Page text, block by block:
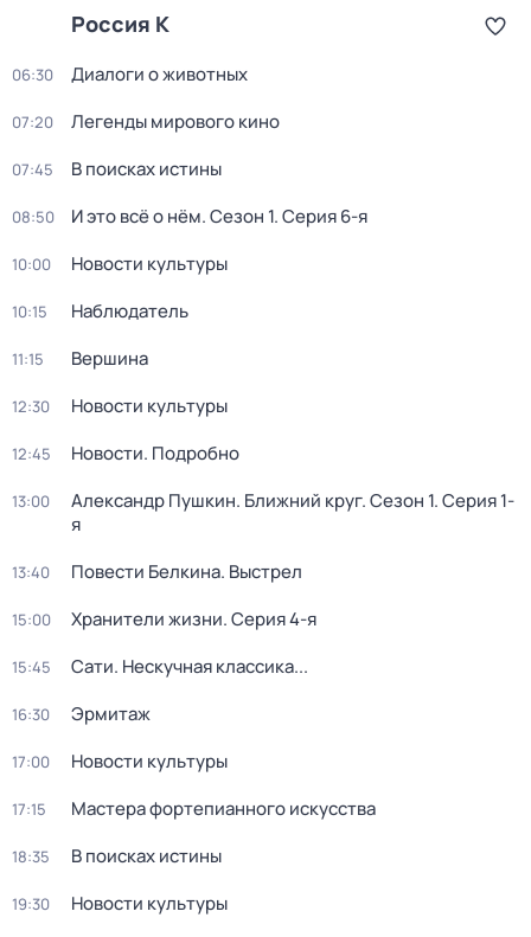
Россия К
06:30 Диалоги о животных
07:20 Легенды мирового кино
07:45 В поисках истины
08:50 И это всё о нём. Сезон 1. Серия 6-я
10:00 Новости культуры
10:15 Наблюдатель
11:15 Вершина
12:30 Новости культуры
12:45 Новости. Подробно
13:00 Александр Пушкин. Ближний круг. Сезон 1. Серия 1-
я
13:40 Повести Белкина. Выстрел
15:00 Хранители жизни. Серия 4-я
15:45 Сати. Нескучная классика...
16:30 Эрмитаж
17:00 Новости культуры
17:15 Мастера фортепианного искусства
18:35 В поисках истины
19:30 Новости культуры